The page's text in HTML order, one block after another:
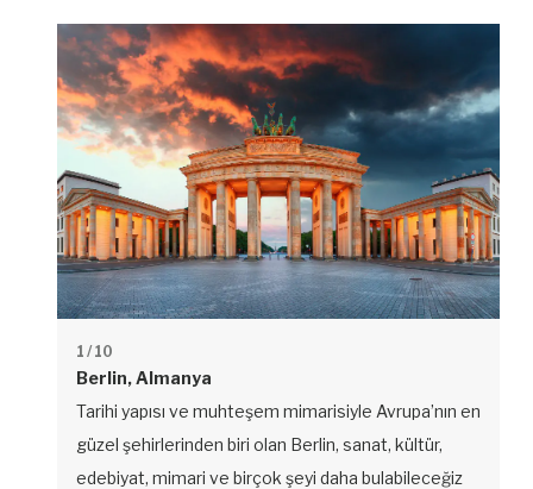
1 / 10
Berlin, Almanya
Tarihi yapısı ve muhteşem mimarisiyle Avrupa’nın en
güzel şehirlerinden biri olan Berlin, sanat, kültür,
edebiyat, mimari ve birçok şeyi daha bulabileceğiz